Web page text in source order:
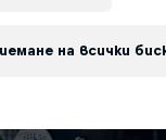
на всички